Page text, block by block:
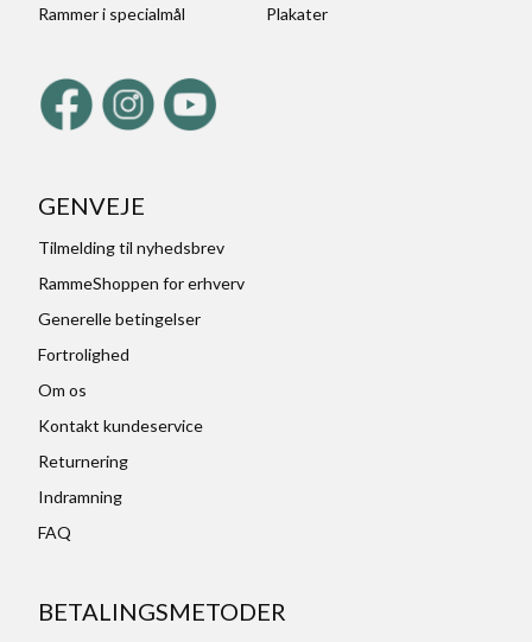
Rammer i specialmål
Plakater
GENVEJE
Tilmelding til nyhedsbrev
RammeShoppen for erhverv
Generelle betingelser
Fortrolighed
Om os
Kontakt kundeservice
Returnering
Indramning
FAQ
BETALINGSMETODER